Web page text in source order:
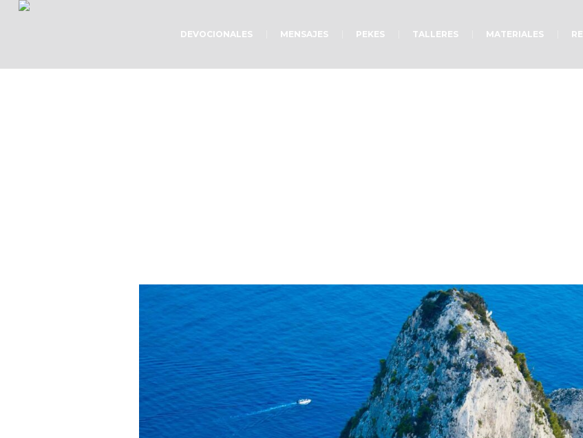
DEVOCIONALES MENSAJES PEKES TALLERES MATERIALES